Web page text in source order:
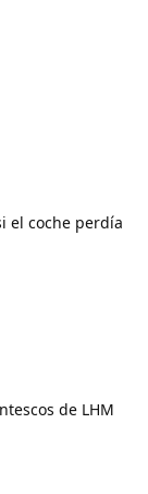
el coche perdía
de LHM